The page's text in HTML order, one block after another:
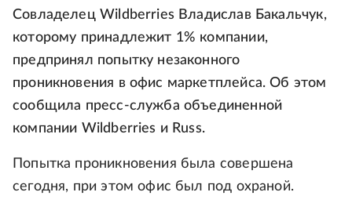
Совладелец Wildberries Владислав Бакальчук,
которому принадлежит 1% компании,
предпринял попытку незаконного
проникновения в офис маркетплейса. Об этом
сообщила пресс-служба объединенной
компании Wildberries и Russ.
Попытка проникновения была совершена
сегодня, при этом офис был под охраной.